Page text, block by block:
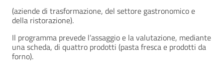
(aziende di trasformazione, del settore gastronomico e
della ristorazione).
Il programma prevede l’assaggio e la valutazione, mediante
una scheda, di quattro prodotti (pasta fresca e prodotti da
forno).